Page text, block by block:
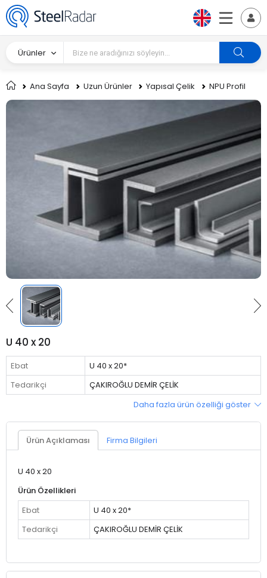
Ürünler
Ana Sayfa Uzun Ürünler Yapısal Çelik NPU Profil
U 40 x 20
Ebat
U 40 x 20*
Tedarikçi
ÇAKIROĞLU DEMİR ÇELİK
Daha fazla ürün özelliği göster
Ürün Açıklaması Firma Bilgileri
U 40 x 20
Ürün Özellikleri
Ebat
U 40 x 20*
Tedarikçi
ÇAKIROĞLU DEMİR ÇELİK